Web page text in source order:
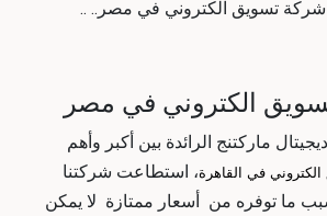
تسويق الكتروني في مصر.. ..
الكتروني في مصر
ماركتنج الرائدة بين أكبر وأهم
في القاهرة، استطاعت شركتنا
ما توفره من أسعار ممتازة لا يمكن